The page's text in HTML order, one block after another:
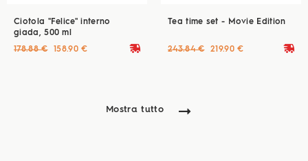
Ciotola "Felice" interno
giada, 500 ml
deliveryvan
178.88 € 158.90 €
Tea time set - Movie Edition
deliveryvan
243.84 € 219.90 €
Mostra tutto